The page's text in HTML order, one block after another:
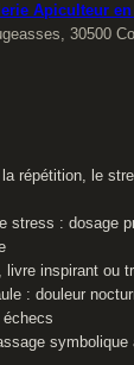
Apiculteur en
30500
répétition, le
stress : dosage
inspirant ou
: douleur